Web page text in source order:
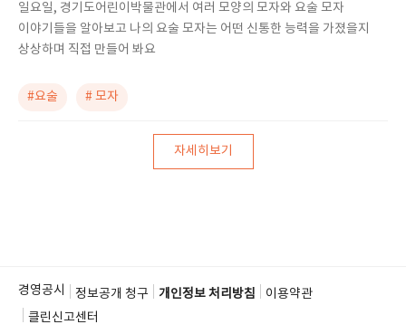
일요일, 경기도어린이박물관에서 여러 모양의 모자와 요술 모자
이야기들을 알아보고 나의 요술 모자는 어떤 신통한 능력을 가졌을지
상상하며 직접 만들어 봐요
#요술 # 모자
자세히보기
경영공시 정보공개 청구 개인정보 처리방침
이용약관
클린신고센터